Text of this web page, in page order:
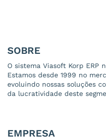
SOBRE
O sistema Viasoft Korp ERP
Estamos desde 1999 no
evoluindo nossas soluções
da lucratividade deste
EMPRESA